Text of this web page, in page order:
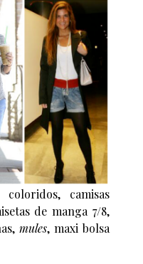
coloridos, camisas
de manga 7/8,
mules, maxi bolsa